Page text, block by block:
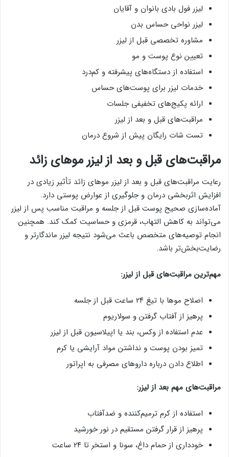
لیزر فول بادی بانوان و آقایان
لیزر نواحی حساس بدن
مشاوره تخصصی قبل از لیزر
تعیین نوع پوست و مو
استفاده از دستگاه‌های پیشرفته و کم‌درد
خدمات لیزر برای پوست‌های حساس
ارائه پکیج‌های تخفیفی جلسات
مراقبت‌های قبل و بعد از لیزر
تست شات رایگان پیش از شروع درمان
مراقبت‌های قبل و بعد از لیزر موهای زائد
رعایت مراقبت‌های قبل و بعد از لیزر موهای زائد تأثیر زیادی در
افزایش اثربخشی درمان و جلوگیری از عوارض پوستی دارد.
آماده‌سازی صحیح پوست قبل از جلسه و مراقبت مناسب پس از لیزر
می‌تواند به کاهش التهاب، قرمزی و حساسیت کمک کند. همچنین
انجام توصیه‌های متخصص باعث می‌شود نتیجه لیزر ماندگارتر و
رضایت‌بخش‌تر باشد.
مهم‌ترین مراقبت‌های قبل از لیزر:
اصلاح موها با تیغ ۲۴ ساعت قبل از جلسه
پرهیز از آفتاب گرفتن و سولاریوم
عدم استفاده از وکس، بند یا اپیلاسیون قبل از لیزر
تمیز بودن پوست و نداشتن مواد آرایشی یا کرم
اطلاع دادن درباره داروهای مصرفی به اپراتور
مراقبت‌های مهم بعد از لیزر:
استفاده از کرم ترمیم‌کننده و ضدآفتاب
پرهیز از قرار گرفتن مستقیم در نور خورشید
خودداری از حمام داغ، سونا و استخر تا ۲۴ ساعت